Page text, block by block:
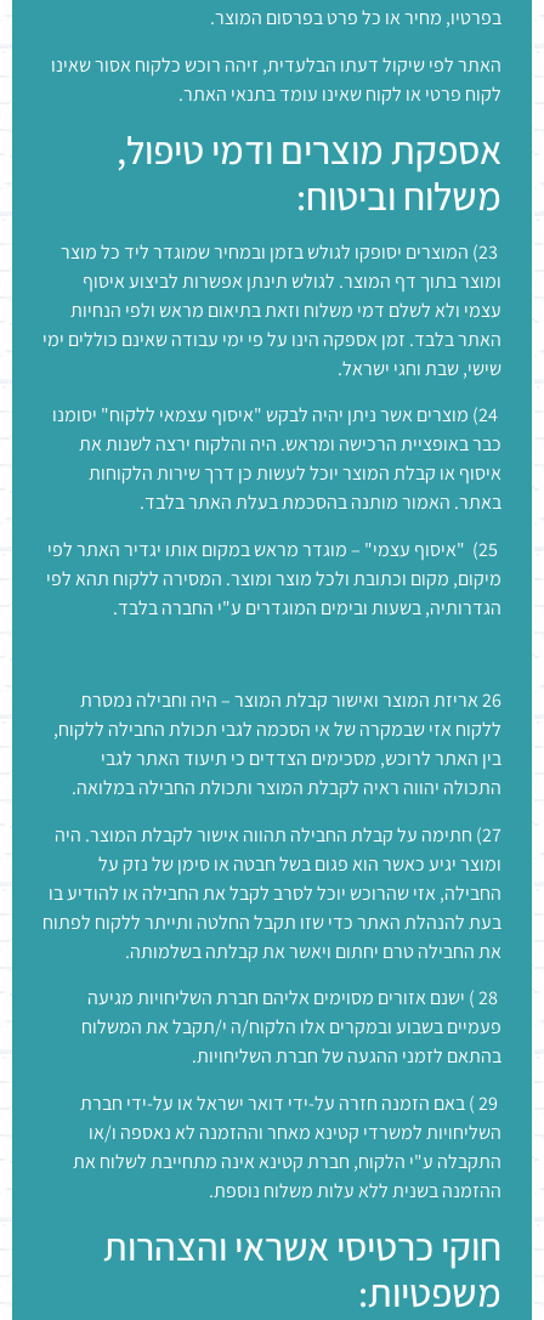
בפרטיו, מחיר או כל פרט בפרסום המוצר.
האתר לפי שיקול דעתו הבלעדית, זיהה רוכש כלקוח אסור שאינו
לקוח פרטי או לקוח שאינו עומד בתנאי האתר.
אספקת מוצרים ודמי טיפול,
משלוח וביטוח:
23) המוצרים יסופקו לגולש בזמן ובמחיר שמוגדר ליד כל מוצר
ומוצר בתוך דף המוצר. לגולש תינתן אפשרות לביצוע איסוף
עצמי ולא לשלם דמי משלוח וזאת בתיאום מראש ולפי הנחיות
האתר בלבד. זמן אספקה הינו על פי ימי עבודה שאינם כוללים ימי
שישי, שבת וחגי ישראל.
24) מוצרים אשר ניתן יהיה לבקש "איסוף עצמאי ללקוח" יסומנו
כבר באופציית הרכישה ומראש. היה והלקוח ירצה לשנות את
איסוף או קבלת המוצר יוכל לעשות כן דרך שירות הלקוחות
באתר. האמור מותנה בהסכמת בעלת האתר בלבד.
25) "איסוף עצמי" – מוגדר מראש במקום אותו יגדיר האתר לפי
מיקום, מקום וכתובת ולכל מוצר ומוצר. המסירה ללקוח תהא לפי
הגדרותיה, בשעות ובימים המוגדרים ע"י החברה בלבד.
26 אריזת המוצר ואישור קבלת המוצר – היה וחבילה נמסרת
ללקוח אזי שבמקרה של אי הסכמה לגבי תכולת החבילה ללקוח,
בין האתר לרוכש, מסכימים הצדדים כי תיעוד האתר לגבי
התכולה יהווה ראיה לקבלת המוצר ותכולת החבילה במלואה.
27) חתימה על קבלת החבילה תהווה אישור לקבלת המוצר. היה
ומוצר יגיע כאשר הוא פגום בשל חבטה או סימן של נזק על
החבילה, אזי שהרוכש יוכל לסרב לקבל את החבילה או להודיע בו
בעת להנהלת האתר כדי שזו תקבל החלטה ותייתר ללקוח לפתוח
את החבילה טרם יחתום ויאשר את קבלתה בשלמותה.
28 ) ישנם אזורים מסוימים אליהם חברת השליחויות מגיעה
פעמיים בשבוע ובמקרים אלו הלקוח/ה י/תקבל את המשלוח
בהתאם לזמני ההגעה של חברת השליחויות.
29 ) באם הזמנה חזרה על-ידי דואר ישראל או על-ידי חברת
השליחויות למשרדי קטינא מאחר וההזמנה לא נאספה ו/או
התקבלה ע"י הלקוח, חברת קטינא אינה מתחייבת לשלוח את
ההזמנה בשנית ללא עלות משלוח נוספת.
חוקי כרטיסי אשראי והצהרות
משפטיות: